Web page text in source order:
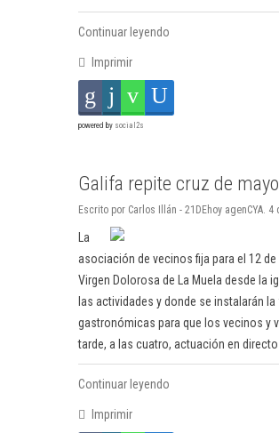
Continuar leyendo
Imprimir
powered by social2s
Galifa repite cruz de
Escrito por Carlos Illán - 21DEhoy agenCYA. 4
La
asociación de vecinos fija para el 12
Virgen Dolorosa de La Muela desde la
las actividades y donde se instalarán
gastronómicas para que los vecinos y
tarde, a las cuatro, actuación en
Continuar leyendo
Imprimir